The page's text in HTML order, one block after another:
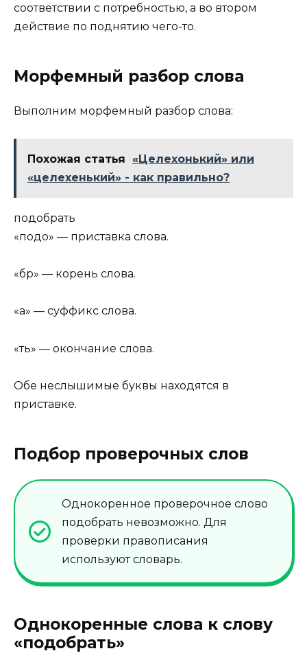
соответствии с потребностью, а во втором
действие по поднятию чего-то.
Морфемный разбор слова
Выполним морфемный разбор слова:
Похожая статья
«Целехонький» или
«целехенький» - как правильно?
подобрать
«подо» — приставка слова.
«бр» — корень слова.
«а» — суффикс слова.
«ть» — окончание слова.
Обе неслышимые буквы находятся в
приставке.
Подбор проверочных слов
Однокоренное проверочное слово
подобрать невозможно. Для
проверки правописания
используют словарь.
Однокоренные слова к слову
«подобрать»